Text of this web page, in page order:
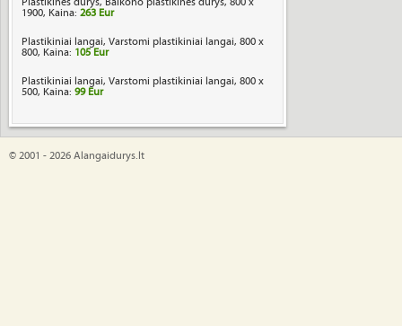
1900, Kaina: 263 Eur
Plastikiniai langai, Varstomi plastikiniai langai, 800 x
800, Kaina: 105 Eur
Plastikiniai langai, Varstomi plastikiniai langai, 800 x
500, Kaina: 99 Eur
© 2001 - 2026 Alangaidurys.lt